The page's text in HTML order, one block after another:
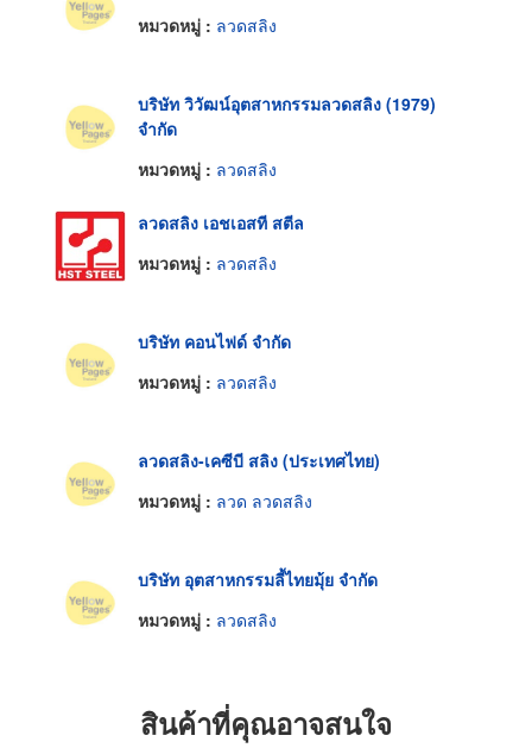
หมวดหมู่ : ลวดสลิง
บริษัท วิวัฒน์อุตสาหกรรมลวดสลิง (1979)
จำกัด
หมวดหมู่ : ลวดสลิง
ลวดสลิง เอชเอสที สตีล
หมวดหมู่ : ลวดสลิง
บริษัท คอนไฟด์ จำกัด
หมวดหมู่ : ลวดสลิง
ลวดสลิง-เคซีบี สลิง (ประเทศไทย)
หมวดหมู่ : ลวด ลวดสลิง
บริษัท อุตสาหกรรมลี้ไทยมุ้ย จำกัด
หมวดหมู่ : ลวดสลิง
สินค้าที่คุณอาจสนใจ